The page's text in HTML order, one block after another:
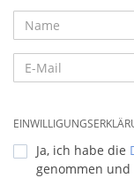
Ja, ich habe die
genommen